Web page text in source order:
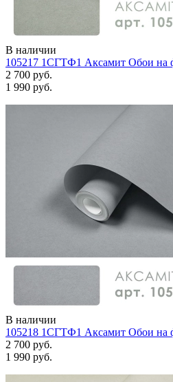
В наличии
105217 1СГТФ1 Аксамит Обои на
2 700 руб.
1 990 руб.
В наличии
105218 1СГТФ1 Аксамит Обои на
2 700 руб.
1 990 руб.